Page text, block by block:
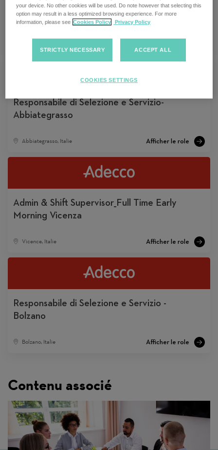
Notturno Mezzate (MI)
Mezzate, Italie
Responsabile di Selezione e Servizio-
Abbiategrasso
Abbiategrasso, Italie
Admin & Shift Supervisor_Full Time Early
Morning Vicenza
Vicence, Italie
Responsabile di Selezione e Servizio -
Bolzano
Bolzano, Italie
Contenu associé
your device. No other cookies will be used. Do note however that selecting this
option may result in a less optimized browsing experience. For more
information, please see Cookies Policy Privacy Policy
STRICTLY NECESSARY ACCEPT ALL
COOKIES SETTINGS